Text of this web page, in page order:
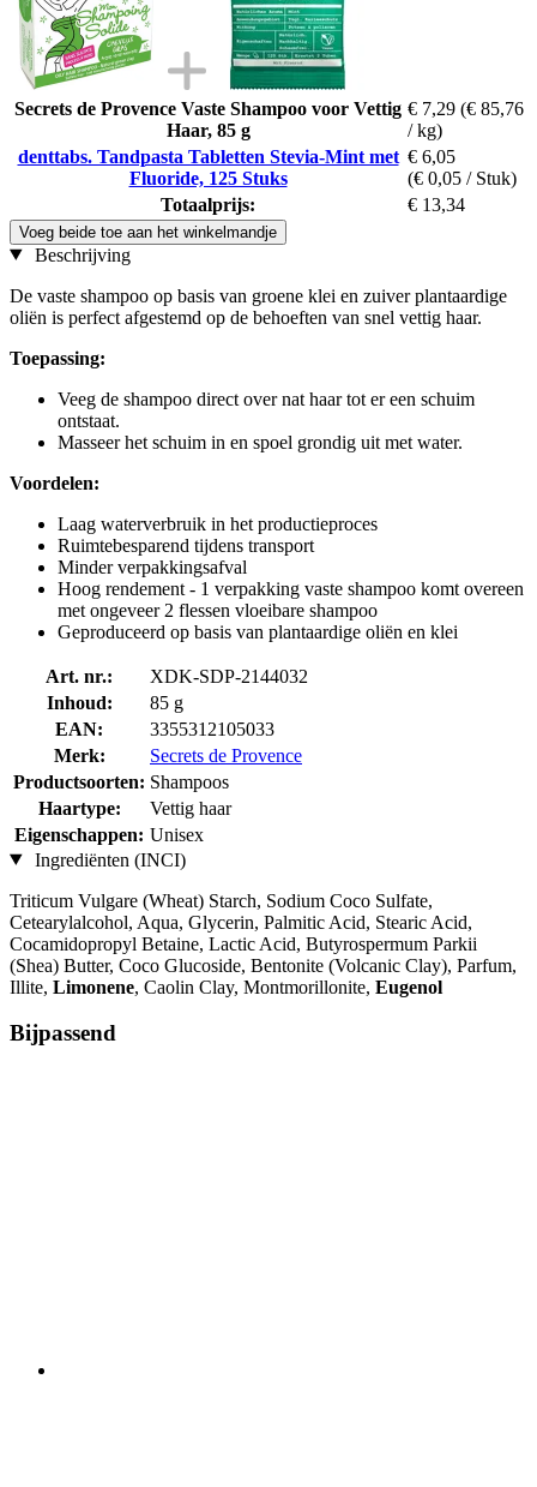
Secrets de Provence Vaste Shampoo voor Vettig
Haar, 85 g
€ 7,29 (€ 85,76
/ kg)
denttabs. Tandpasta Tabletten Stevia-Mint met
Fluoride, 125 Stuks
€ 6,05
(€ 0,05 / Stuk)
Totaalprijs:
€ 13,34
Voeg beide toe aan het winkelmandje
Beschrijving
De vaste shampoo op basis van groene klei en zuiver plantaardige
oliën is perfect afgestemd op de behoeften van snel vettig haar.
Toepassing:
Veeg de shampoo direct over nat haar tot er een schuim
ontstaat.
Masseer het schuim in en spoel grondig uit met water.
Voordelen:
Laag waterverbruik in het productieproces
Ruimtebesparend tijdens transport
Minder verpakkingsafval
Hoog rendement - 1 verpakking vaste shampoo komt overeen
met ongeveer 2 flessen vloeibare shampoo
Geproduceerd op basis van plantaardige oliën en klei
Art. nr.:
XDK-SDP-2144032
Inhoud:
85 g
EAN:
3355312105033
Merk:
Secrets de Provence
Productsoorten: Shampoos
Haartype:
Vettig haar
Eigenschappen: Unisex
Ingrediënten (INCI)
Triticum Vulgare (Wheat) Starch, Sodium Coco­ Sulfate,
Cetearylalcohol, Aqua, Glycerin, Palmitic Acid, Stearic Acid,
Cocamidopropyl Betaine, Lactic Acid, Butyrospermum Parkii
(Shea) Butter, Coco Glucoside, Bentonite (Volcanic Clay), Parfum,
Illite, Limonene, Caolin Clay, Montmorillonite, Eugenol
Bijpassend